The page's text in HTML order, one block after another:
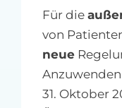
Für die
von
neue
31. Oktober